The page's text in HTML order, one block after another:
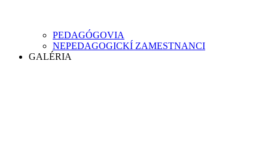
PEDAGÓGOVIA
NEPEDAGOGICKÍ ZAMESTNANCI
GALÉRIA